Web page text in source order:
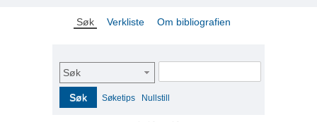
Søk Verkliste Om bibliografien
Søk
Søk Søketips Nullstill